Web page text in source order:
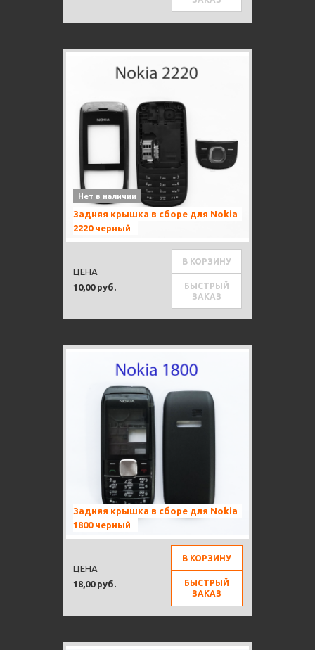
Нет в наличии
Задняя крышка в сборе для Nokia
2220 черный
10,00 руб.
ЦЕНА
В КОРЗИНУ
БЫСТРЫЙ
ЗАКАЗ
Задняя крышка в сборе для Nokia
1800 черный
18,00 руб.
ЦЕНА
В КОРЗИНУ
БЫСТРЫЙ
ЗАКАЗ